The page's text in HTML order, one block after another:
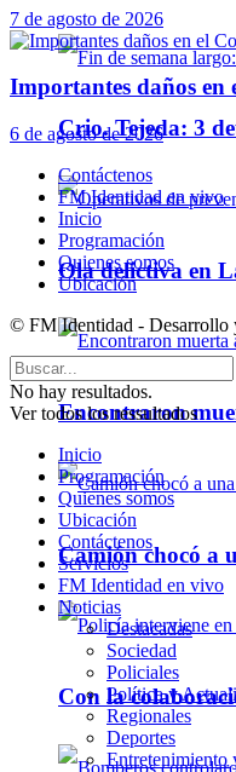
Crio. Tejeda: 3
Ola delictiva en
Encontraron
Camión chocó a
Con la
7 de agosto de 2026
Importantes daños
6 de agosto de 2026
Contáctenos
FM Identidad en vivo
Inicio
Programación
Quienes somos
Ubicación
© FM Identidad - Desarrollo
No hay resultados.
Ver todos los ressultados
Inicio
Programación
Quienes somos
Ubicación
Contáctenos
Servicios
FM Identidad en vivo
Noticias
Destacadas
Sociedad
Policiales
Política y
Regionales
Deportes
Entretenimiento